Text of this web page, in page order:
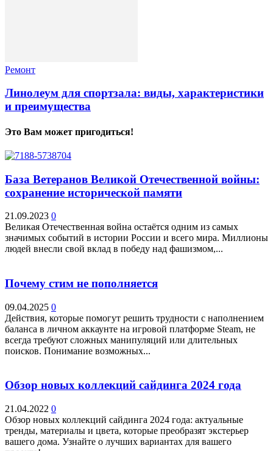
Ремонт
Линолеум для спортзала: виды, характеристики
и преимущества
Это Вам может пригодиться!
База Ветеранов Великой Отечественной войны:
сохранение исторической памяти
21.09.2023 0
Великая Отечественная война остаётся одним из самых
значимых событий в истории России и всего мира. Миллионы
людей внесли свой вклад в победу над фашизмом,...
Почему стим не пополняется
09.04.2025 0
Действия, которые помогут решить трудности с наполнением
баланса в личном аккаунте на игровой платформе Steam, не
всегда требуют сложных манипуляций или длительных
поисков. Понимание возможных...
Обзор новых коллекций сайдинга 2024 года
21.04.2022 0
Обзор новых коллекций сайдинга 2024 года: актуальные
тренды, материалы и цвета, которые преобразят экстерьер
вашего дома. Узнайте о лучших вариантах для вашего